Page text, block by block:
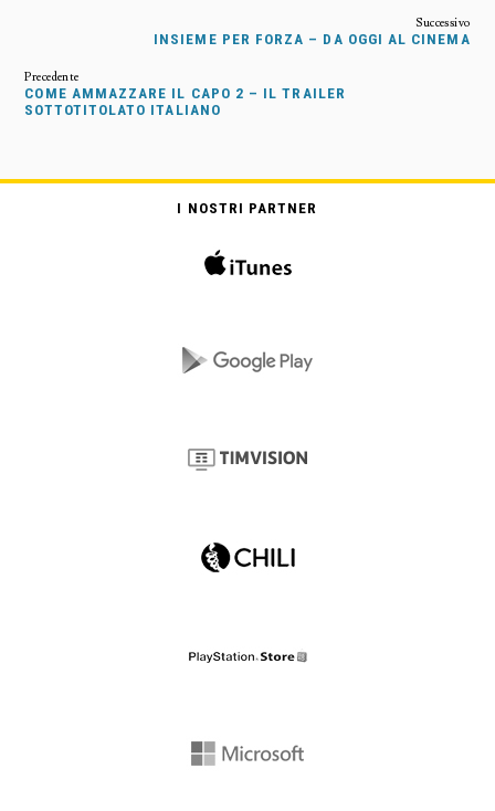
INSIEME PER FORZA – DA OGGI AL CINEMA
COME AMMAZZARE IL CAPO 2 – IL TRAILER
SOTTOTITOLATO ITALIANO
I NOSTRI PARTNER